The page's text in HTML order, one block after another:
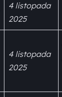
4 listopada
2025
4 listopada
2025